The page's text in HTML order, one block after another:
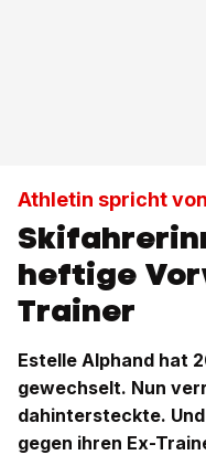
Athletin spricht
heftige
Trainer
Estelle Alphand hat
gewechselt. Nun
dahintersteckte.
gegen ihren Ex-